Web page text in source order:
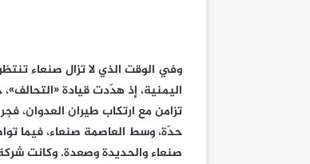
وفي الوقت الذي لا تزال صنعاء
اليمنية، إذ هدّدت قيادة
تزامن مع ارتكاب طيران العدوان،
حدّة، وسط العاصمة صنعاء، فيما
صنعاء والحديدة وصعدة. وكانت